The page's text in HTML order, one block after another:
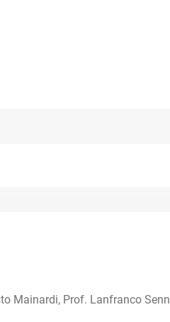
Mainardi, Prof. Lanfranco Senn